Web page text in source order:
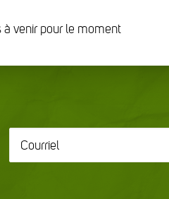
venir pour le moment